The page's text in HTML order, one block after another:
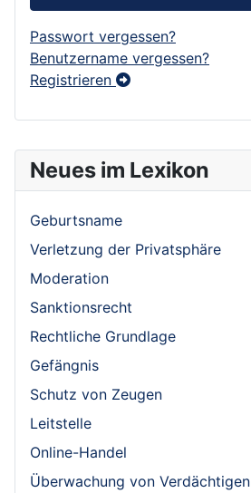
Neues im Lexikon
Geburtsname
Verletzung der Privatsphäre
Moderation
Sanktionsrecht
Rechtliche Grundlage
Gefängnis
Schutz von Zeugen
Leitstelle
Online-Handel
Überwachung von Verdächtigen
Passwort vergessen?
Benutzername vergessen?
Registrieren